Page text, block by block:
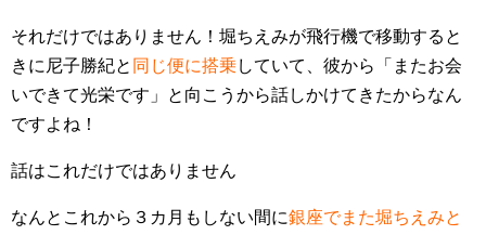
それだけではありません！堀ちえみが飛行機で移動すると
きに尼子勝紀と 同じ便に搭乗していて、彼から「またお会
いできて光栄です」と向こうから話しかけてきたからなん
ですよね！
話はこれだけではありません
なんとこれから３カ月もしない間に銀座でまた堀ちえみと